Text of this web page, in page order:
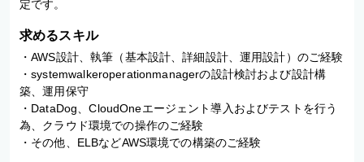
定です。
求めるスキル
・AWS設計、執筆（基本設計、詳細設計、運用設計）のご経験
・systemwalkeroperationmanagerの設計検討および設計構
築、運用保守
・DataDog、CloudOneエージェント導入およびテストを行う
為、クラウド環境での操作のご経験
・その他、ELBなどAWS環境での構築のご経験